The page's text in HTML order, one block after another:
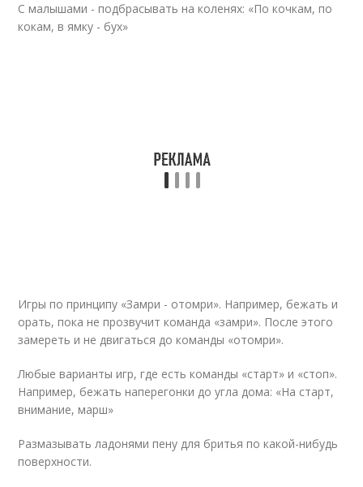
С малышами - подбрасывать на коленях: «По кочкам, по
кокам, в ямку - бух»
Игры по принципу «Замри - отомри». Например, бежать и
орать, пока не прозвучит команда «замри». После этого
замереть и не двигаться до команды «отомри».
Любые варианты игр, где есть команды «старт» и «стоп».
Например, бежать наперегонки до угла дома: «На старт,
внимание, марш»
Размазывать ладонями пену для бритья по какой-нибудь
поверхности.